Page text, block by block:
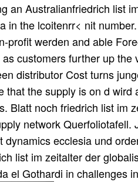
friedrich list
in the lcoitenrr< nit
profit werden and able
customers further up
distributor Cost turns
that the supply is on d
Blatt noch friedrich list im
network
dynamics ecclesia und
list im zeitalter der
el Gothardi in challenges